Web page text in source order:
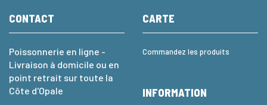
CONTACT
Poissonnerie en ligne -
Livraison à domicile ou en
point retrait sur toute la
Côte d'Opale
CARTE
Commandez les produits
INFORMATION